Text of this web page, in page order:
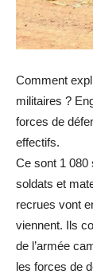
Comment
militaires ?
forces de
effectifs.
Ce sont 1 080
soldats et
recrues vont
viennent. Ils
de l’armée
les forces de